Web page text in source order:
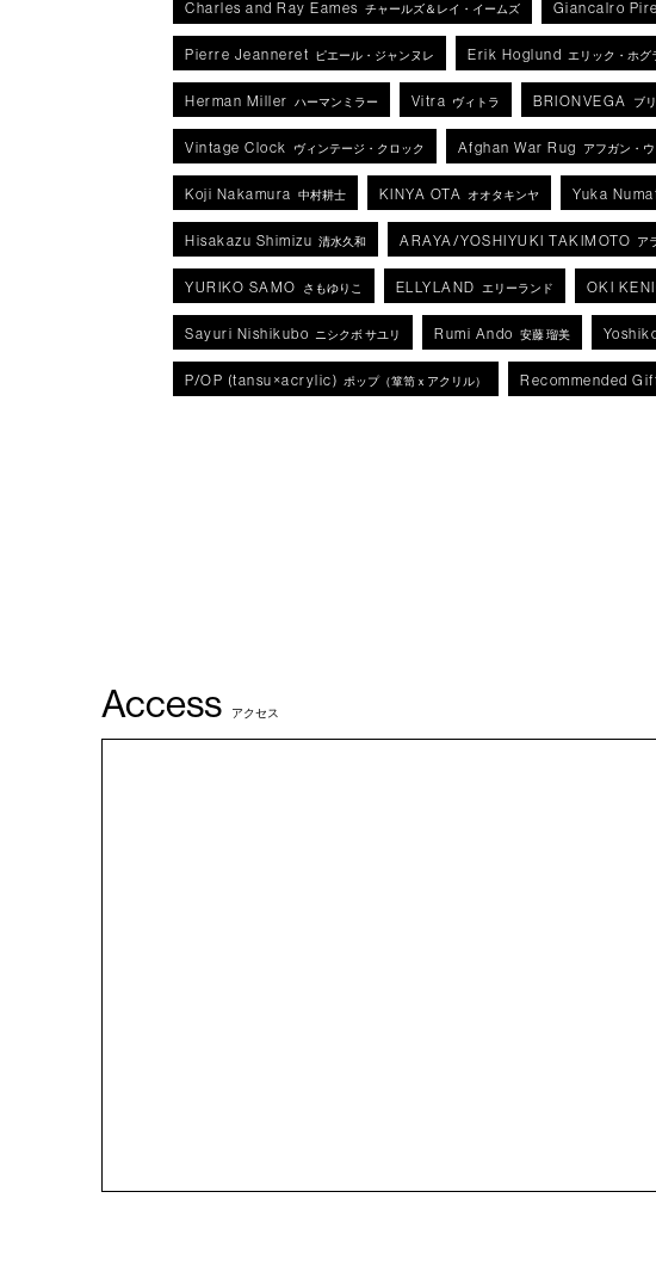
Charles and Ray Eames チャールズ＆レイ・イームズ Giancalro
Pierre Jeanneret ピエール・ジャンヌレ Erik Hoglund エリック・ホグ
Herman Miller ハーマンミラー Vitra ヴィトラ BRIONVEGA ブ
Vintage Clock ヴィンテージ・クロック Afghan War Rug アフガン・
Koji Nakamura 中村耕士 KINYA OTA オオタキンヤ Yuka
Hisakazu Shimizu 清水久和 ARAYA/YOSHIYUKI TAKIMOTO ア
YURIKO SAMO さもゆりこ ELLYLAND エリーランド OKI
Sayuri Nishikubo ニシクボ サユリ Rumi Ando 安藤 瑠美
P/OP (tansu×acrylic) ポップ（箪笥ｘアクリル） Recommended
Access アクセス